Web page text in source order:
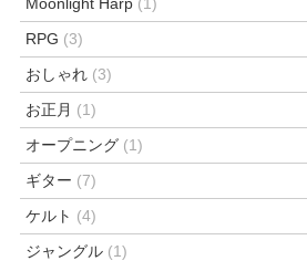
RPG (3)
おしゃれ (3)
お正月 (1)
オープニング (1)
ギター (7)
ケルト (4)
ジャングル (1)